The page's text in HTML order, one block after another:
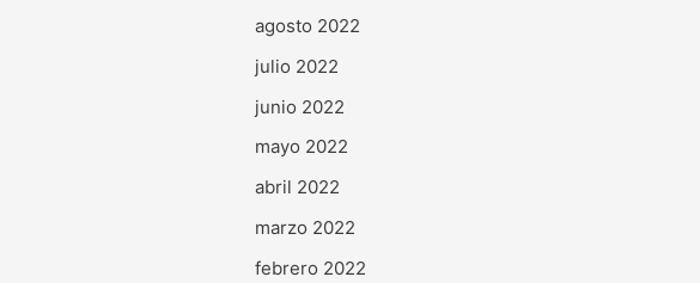
agosto 2022
julio 2022
junio 2022
mayo 2022
abril 2022
marzo 2022
febrero 2022